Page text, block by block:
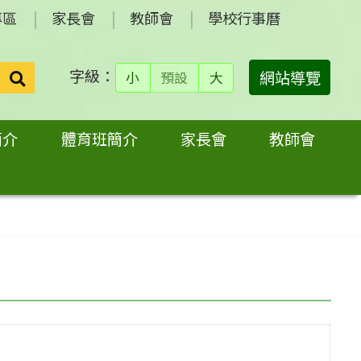
家長會 教師會 學校行事曆
搜
尋：
字級： 小 預設 大 網站導覽
體育班簡介 家長會
教師會